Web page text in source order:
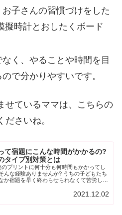
子さんの習慣づけをした
擬時計とおしたくボード
く、やることや時間を目
で分かりやすいです。
せているママは、こちらの
さいね。
て宿題にこんな時間がかかるの?
タイプ別対策とは
のプリントに何十分も何時間もかかってし
験ありませんか? うちの子どもたち
か宿題を早く終わらせられなくて苦労しま
2021.12.02